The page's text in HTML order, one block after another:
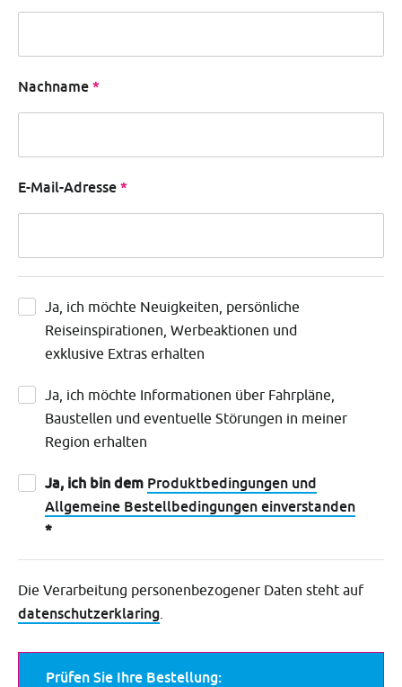
Nachname
E-Mail-Adresse
Ja, ich möchte Neuigkeiten, persönliche
Ja, ich möchte Neuigkeiten, persönliche
Reiseinspirationen, Werbeaktionen und
exklusive Extras erhalten
Ja, ich möchte Informationen über Fahrpläne,
Ja, ich möchte Informationen über Fahrpläne,
Baustellen und eventuelle Störungen in meiner
Region erhalten
<strong>Ja, ich bin dem <a href="/nl/
Ja, ich bin dem Produktbedingungen und
Allgemeine Bestellbedingungen einverstanden
*
Die Verarbeitung personenbezogener Daten steht auf
datenschutzerklaring
Prüfen Sie Ihre Bestellung: